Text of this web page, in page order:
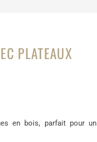
PLATEAUX
en bois, parfait pour un